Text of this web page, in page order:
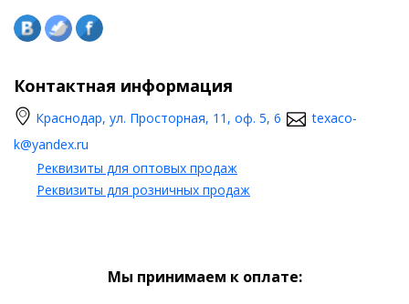
Контактная информация
Краснодар, ул. Просторная, 11, оф. 5, 6
texaco-
k@yandex.ru
Реквизиты для оптовых продаж
Реквизиты для розничных продаж
Мы принимаем к оплате: